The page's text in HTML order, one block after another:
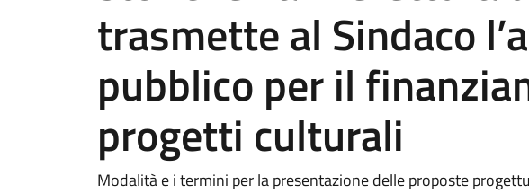
trasmette al Sindaco
pubblico per il
progetti culturali
Modalità e i termini per la presentazione delle proposte